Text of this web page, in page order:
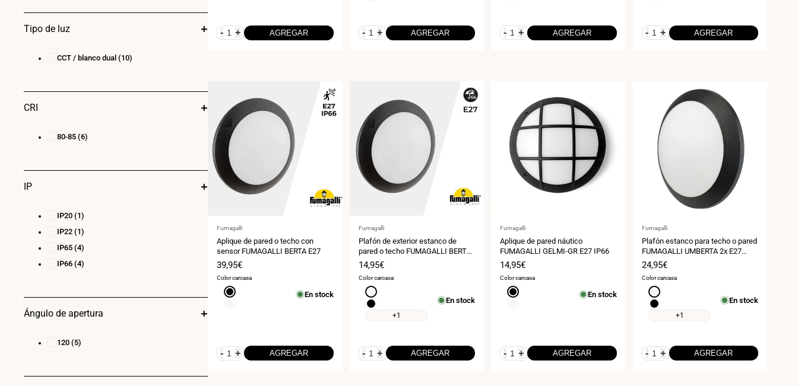
- + AGREGAR - + AGREGAR - + AGREGAR - + AGREGAR
Proveedor:
Fumagalli
Aplique de pared o techo con
sensor FUMAGALLI BERTA E27
Precio
de
venta
39,95€
Color carcasa
Negro
En stock
- + AGREGAR
Proveedor:
Fumagalli
Plafón de exterior estanco de
pared o techo FUMAGALLI BERTA
E27 IP66
Precio
de
venta
14,95€
Color carcasa
Blanco
Negro
+1
En stock
- + AGREGAR
Proveedor:
Fumagalli
Aplique de pared náutico
FUMAGALLI GELMI-GR E27 IP66
Precio
de
venta
14,95€
Color carcasa
Negro
En stock
- + AGREGAR
Proveedor:
Fumagalli
Plafón estanco para techo o pared
FUMAGALLI UMBERTA 2x E27
IP66
Precio
de
venta
24,95€
Color carcasa
Blanco
Negro
+1
En stock
- + AGREGAR
Tipo de luz
CCT / blanco dual (10)
CRI
80-85 (6)
IP
IP20 (1)
IP22 (1)
IP65 (4)
IP66 (4)
Ángulo de apertura
120 (5)